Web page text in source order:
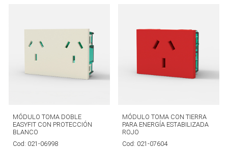
MÓDULO TOMA DOBLE
EASYFIT CON PROTECCIÓN
BLANCO
Cod: 021-06998
MÓDULO TOMA CON TIERRA
PARA ENERGÍA ESTABILIZADA
ROJO
Cod: 021-07604